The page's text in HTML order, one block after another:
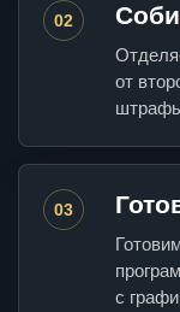
02
от
03
с